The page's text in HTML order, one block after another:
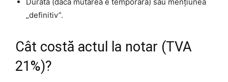
„definitiv”.
Cât costă actul la notar (TVA
21%)?